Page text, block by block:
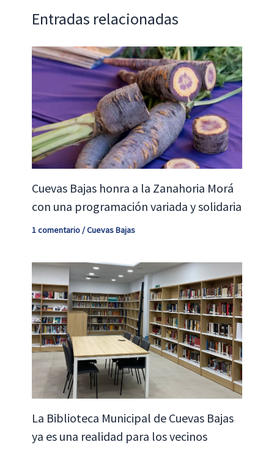
Entradas relacionadas
Cuevas Bajas honra a la Zanahoria Morá
con una programación variada y solidaria
1 comentario/Cuevas Bajas
La Biblioteca Municipal de Cuevas Bajas
ya es una realidad para los vecinos